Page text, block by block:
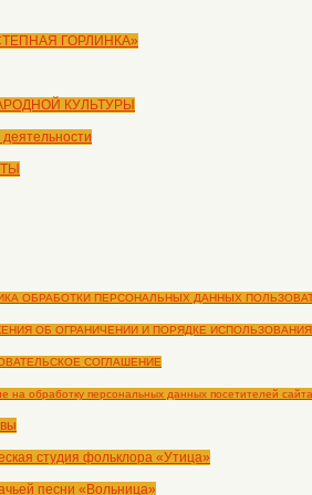
ГОРЛИНКА»
КУЛЬТУРЫ
ОБРАБОТКИ ПЕРСОНАЛЬНЫХ ДАННЫХ
ОБ ОГРАНИЧЕНИИ И ПОРЯДКЕ
СОГЛАШЕНИЕ
на обработку персональных данных посетителей сайта
студия фольклора «Утица»
песни «Вольница»